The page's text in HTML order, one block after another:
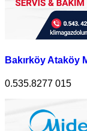
Bakırköy Ataköy
0.535.8277 015